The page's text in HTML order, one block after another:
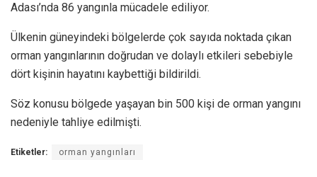
Adası’nda 86 yangınla mücadele ediliyor.
Ülkenin güneyindeki bölgelerde çok sayıda noktada çıkan
orman yangınlarının doğrudan ve dolaylı etkileri sebebiyle
dört kişinin hayatını kaybettiği bildirildi.
Söz konusu bölgede yaşayan bin 500 kişi de orman yangını
nedeniyle tahliye edilmişti.
Etiketler: orman yangınları